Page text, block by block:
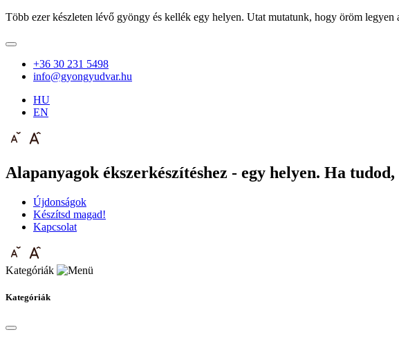
Több ezer készleten lévő gyöngy és kellék egy helyen. Utat mutatunk, hogy öröm
+36 30 231 5498
info@gyongyudvar.hu
HU
EN
Alapanyagok ékszerkészítéshez - egy helyen. Ha
Újdonságok
Készítsd magad!
Kapcsolat
Kategóriák
Kategóriák